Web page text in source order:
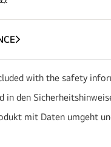
with the safety
den
mit Daten umgeht